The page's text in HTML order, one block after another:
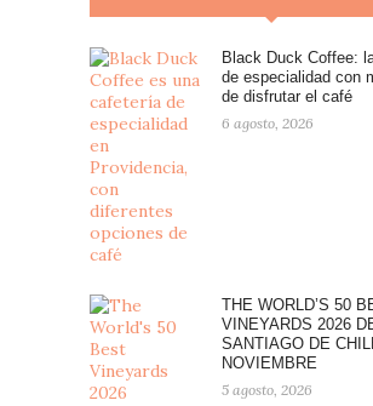
Black Duck Coffee:
de especialidad con
de disfrutar el café
6 agosto, 2026
THE WORLD’S 50
VINEYARDS 2026
SANTIAGO DE
NOVIEMBRE
5 agosto, 2026